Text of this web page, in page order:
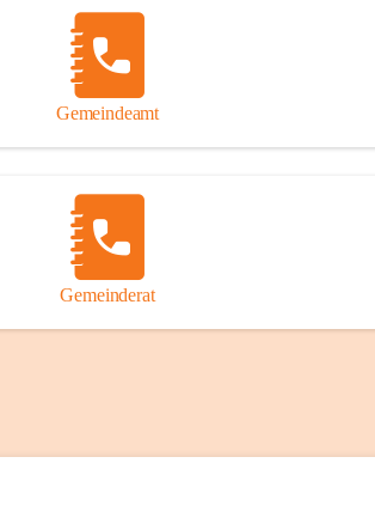
Gemeindeamt
Gemeinderat